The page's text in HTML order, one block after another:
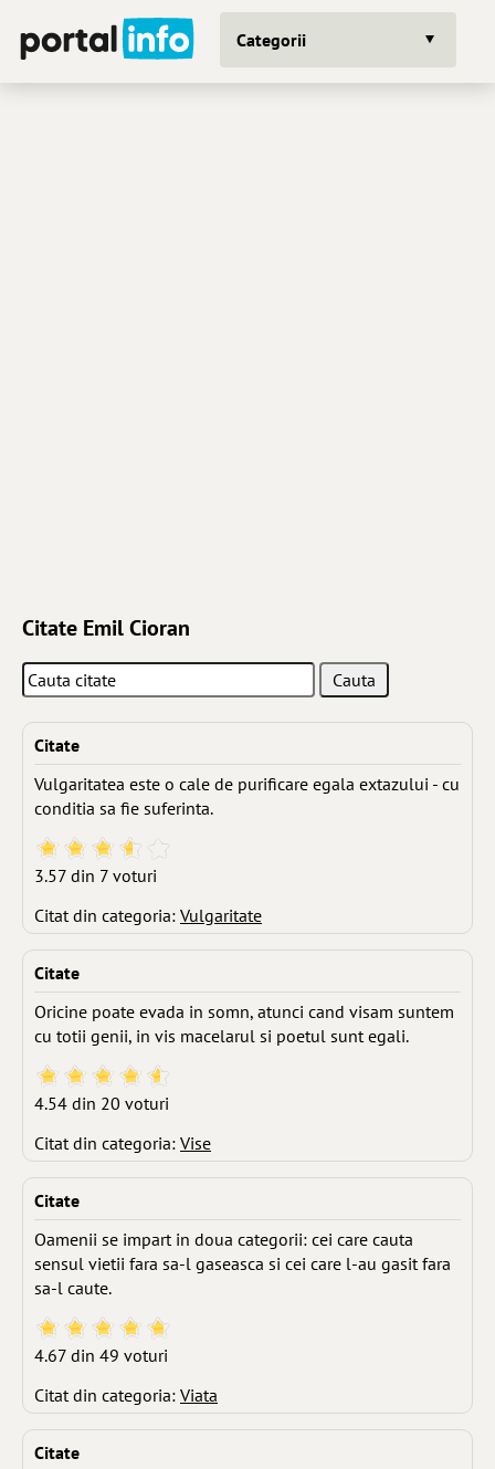
Categorii
Citate Emil Cioran
Citate
Vulgaritatea este o cale de purificare egala extazului - cu
conditia sa fie suferinta.
3.57 din 7 voturi
Citat din categoria: Vulgaritate
Citate
Oricine poate evada in somn, atunci cand visam suntem
cu totii genii, in vis macelarul si poetul sunt egali.
4.54 din 20 voturi
Citat din categoria: Vise
Citate
Oamenii se impart in doua categorii: cei care cauta
sensul vietii fara sa-l gaseasca si cei care l-au gasit fara
sa-l caute.
4.67 din 49 voturi
Citat din categoria: Viata
Citate